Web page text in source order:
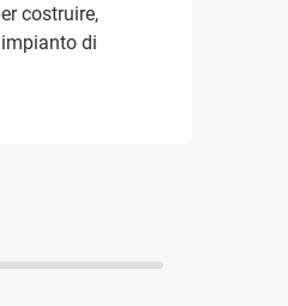
costruire,
di